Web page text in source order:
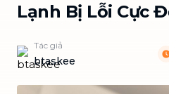
Lạnh Bị Lỗi Cực
Tác giả
btaskee